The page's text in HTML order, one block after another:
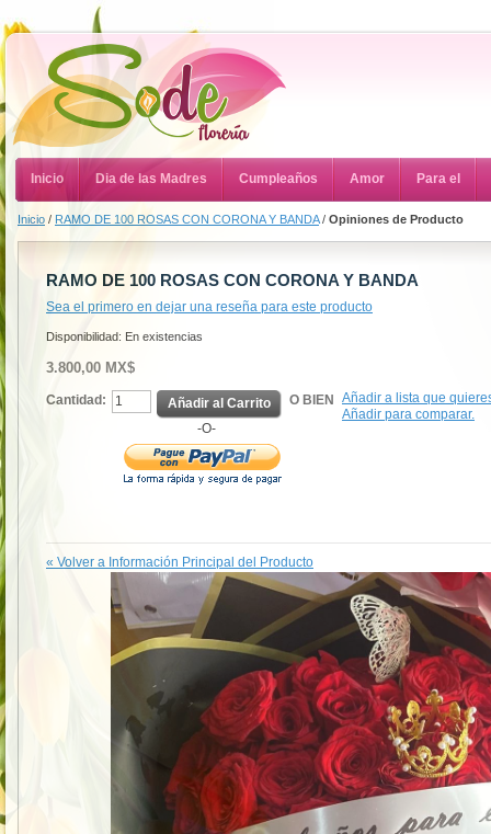
Inicio Dia de las Madres Cumpleaños Amor Para el
Inicio / RAMO DE 100 ROSAS CON CORONA Y BANDA / Opiniones de Producto
RAMO DE 100 ROSAS CON CORONA Y BANDA
Sea el primero en dejar una reseña para este producto
Disponibilidad: En existencias
3.800,00 MX$
Cantidad:
Añadir al Carrito
-O-
O BIEN
Añadir a lista que
Añadir para comparar.
« Volver a Información Principal del Producto